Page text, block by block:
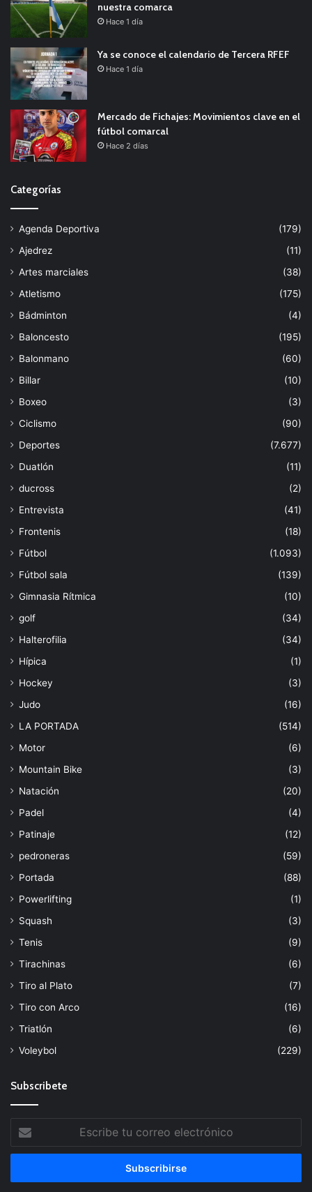
nuestra comarca
Hace 1 día
Ya se conoce el calendario de Tercera RFEF
Hace 1 día
Mercado de Fichajes: Movimientos clave en el
fútbol comarcal
Hace 2 días
Categorías
Agenda Deportiva
(179)
Ajedrez
(11)
Artes marciales
(38)
Atletismo
(175)
Bádminton
(4)
Baloncesto
(195)
Balonmano
(60)
Billar
(10)
Boxeo
(3)
Ciclismo
(90)
Deportes
(7.677)
Duatlón
(11)
ducross
(2)
Entrevista
(41)
Frontenis
(18)
Fútbol
(1.093)
Fútbol sala
(139)
Gimnasia Rítmica
(10)
golf
(34)
Halterofilia
(34)
Hípica
(1)
Hockey
(3)
Judo
(16)
LA PORTADA
(514)
Motor
(6)
Mountain Bike
(3)
Natación
(20)
Padel
(4)
Patinaje
(12)
pedroneras
(59)
Portada
(88)
Powerlifting
(1)
Squash
(3)
Tenis
(9)
Tirachinas
(6)
Tiro al Plato
(7)
Tiro con Arco
(16)
Triatlón
(6)
Voleybol
(229)
Subscribete
tu
correo